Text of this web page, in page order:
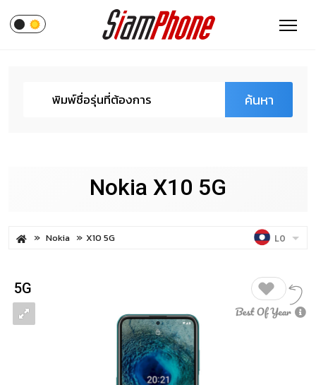
ค้นหา
Nokia X10 5G
Nokia X10 5G LO
5G